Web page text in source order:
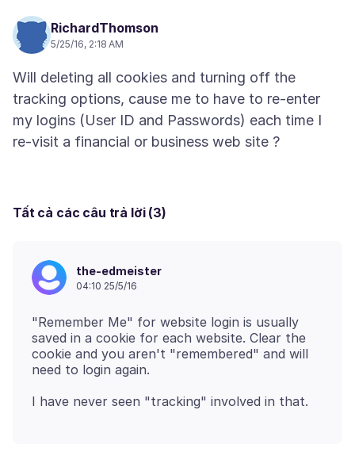
RichardThomson
5/25/16, 2:18 AM
Will deleting all cookies and turning off the
tracking options, cause me to have to re-enter
my logins (User ID and Passwords) each time I
Tất cả các câu trả lời (3)
the-edmeister
04:10 25/5/16
"Remember Me" for website login is usually
saved in a cookie for each website. Clear the
cookie and you aren't "remembered" and will